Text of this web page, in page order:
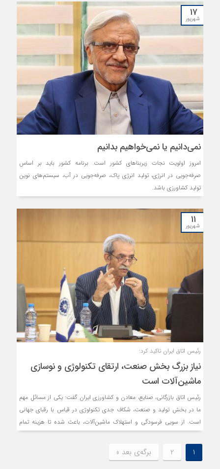
بخواهیم این آرزو را با واقعیت مقایسه کنیم، کافی است حساب کنیم که درآمد
ایران با این نرخ رشد ۵/ ۲۴برابر می‌شد؛ در حالی که درآمد واقعی ایران فقط
۱۷
شهریور
نمی‌دانیم یا نمی‌خواهیم بدانیم
امروز اولویت نجات زیربناهای کشور است. برنامه کشور باید بر اساس
صرفه‌جویی در انرژی، تولید انرژی پاک، صرفه‌جویی در آب، سیستم‌های نوین
تولید کشاورزی باشد.
۱۱
شهریور
رئیس اتاق ایران تاکید کرد:
نیاز بزرگ بخش صنعت، ارتقای تکنولوژی و نوسازی
ماشین‌آلات است
رئیس اتاق بازرگانی، صنایع، معادن و کشاورزی ایران گفت: یکی از مسائل مهم
ما در بخش تولید و صنعت، شکاف جدی تکنولوژی در قیاس با رقبای جهانی
است. از سویی فرسودگی و استهلاک ماشین‌آلات، باعث شده تا هزینه تمام
شده تولید مکرر افزایش یابد و عرصه رقابت مستمر تنگ‌تر شود.
1
2 برگه‌ی بعد »